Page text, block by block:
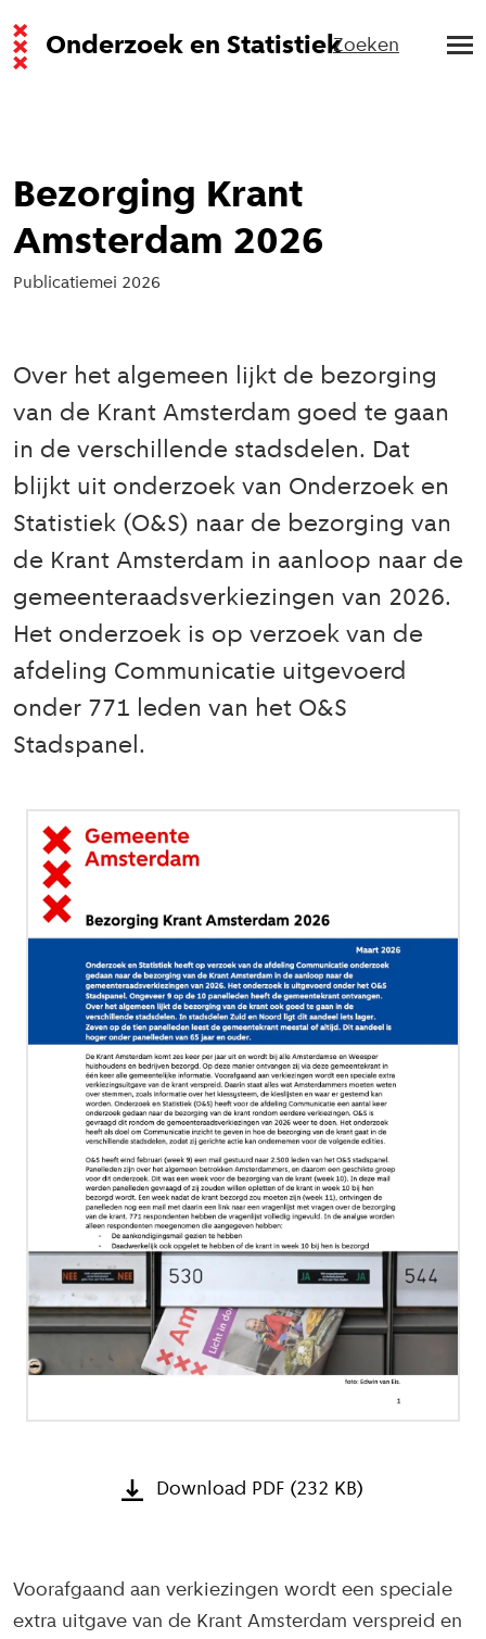
Onderzoek en StatistiekZoeken
Bezorging Krant
Amsterdam 2026
Publicatiemei 2026
Over het algemeen lijkt de bezorging
van de Krant Amsterdam goed te gaan
in de verschillende stadsdelen. Dat
blijkt uit onderzoek van Onderzoek en
Statistiek (O&S) naar de bezorging van
de Krant Amsterdam in aanloop naar de
gemeenteraadsverkiezingen van 2026.
Het onderzoek is op verzoek van de
afdeling Communicatie uitgevoerd
onder 771 leden van het O&S
Stadspanel.
Download PDF (232 KB)
Voorafgaand aan verkiezingen wordt een speciale
extra uitgave van de Krant Amsterdam verspreid en